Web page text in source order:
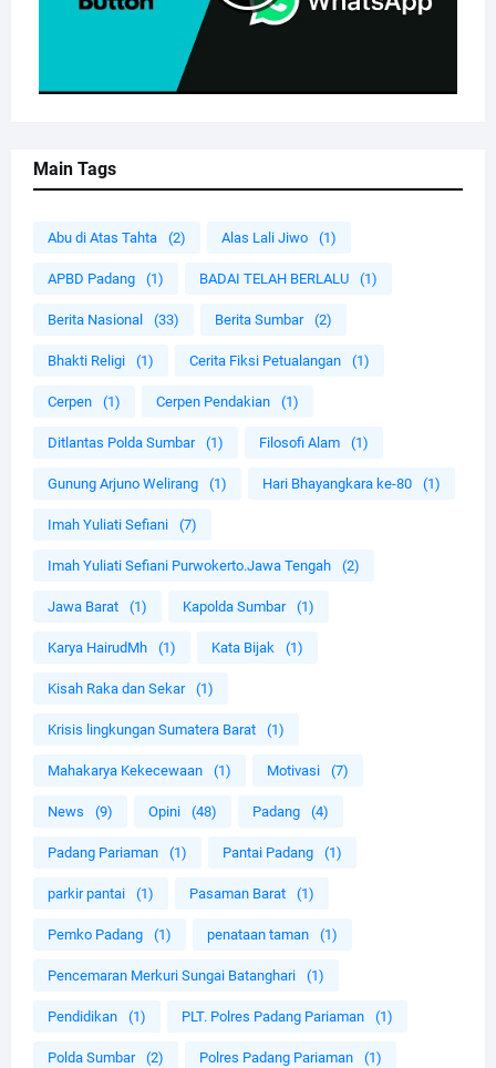
Main Tags
Abu di Atas Tahta (2) Alas Lali Jiwo (1)
APBD Padang (1) BADAI TELAH BERLALU (1)
Berita Nasional (33) Berita Sumbar (2)
Bhakti Religi (1) Cerita Fiksi Petualangan (1)
Cerpen (1) Cerpen Pendakian (1)
Ditlantas Polda Sumbar (1) Filosofi Alam (1)
Gunung Arjuno Welirang (1) Hari Bhayangkara ke-80 (1)
Imah Yuliati Sefiani (7)
Imah Yuliati Sefiani Purwokerto.Jawa Tengah (2)
Jawa Barat (1) Kapolda Sumbar (1)
Karya HairudMh (1) Kata Bijak (1)
Kisah Raka dan Sekar (1)
Krisis lingkungan Sumatera Barat (1)
Mahakarya Kekecewaan (1) Motivasi (7)
News (9) Opini (48) Padang (4)
Padang Pariaman (1) Pantai Padang (1)
parkir pantai (1) Pasaman Barat (1)
Pemko Padang (1) penataan taman (1)
Pencemaran Merkuri Sungai Batanghari (1)
Pendidikan (1) PLT. Polres Padang Pariaman (1)
Polda Sumbar (2) Polres Padang Pariaman (1)